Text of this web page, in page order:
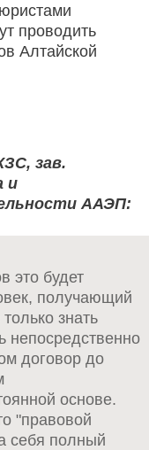
проводить
Алтайской
зав.
и
ААЭП:
это будет
получающий
знать
непосредственно
договор до
основе.
"правовой
себя полный